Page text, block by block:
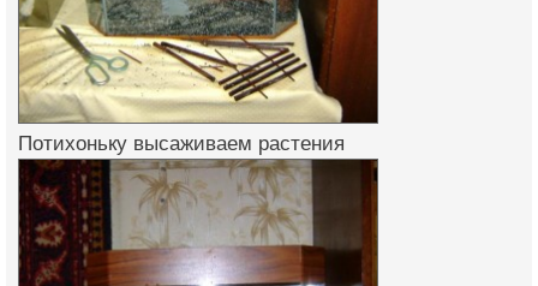
Потихоньку высаживаем растения